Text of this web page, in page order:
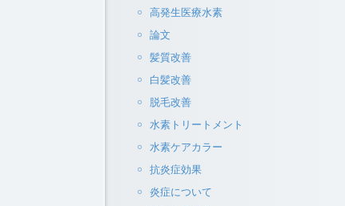
高発生医療水素
論文
髪質改善
白髪改善
脱毛改善
水素トリートメント
水素ケアカラー
抗炎症効果
炎症について